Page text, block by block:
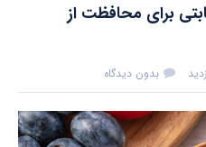
برای محافظت از
بدون دیدگاه